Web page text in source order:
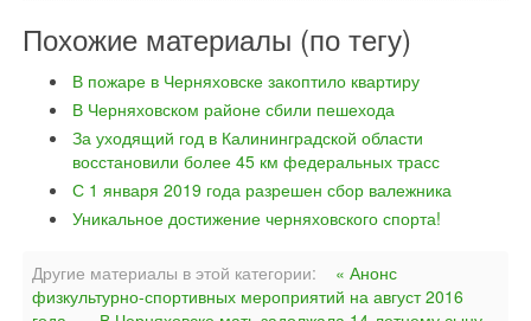
Похожие материалы (по тегу)
В пожаре в Черняховске закоптило квартиру
В Черняховском районе сбили пешехода
За уходящий год в Калининградской области
восстановили более 45 км федеральных трасс
С 1 января 2019 года разрешен сбор валежника
Уникальное достижение черняховского спорта!
Другие материалы в этой категории:
« Анонс
физкультурно-спортивных мероприятий на август 2016